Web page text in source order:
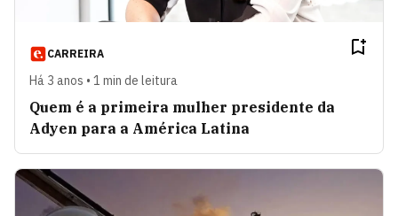
CARREIRA
Há 3 anos • 1 min de leitura
Quem é a primeira mulher presidente da
Adyen para a América Latina